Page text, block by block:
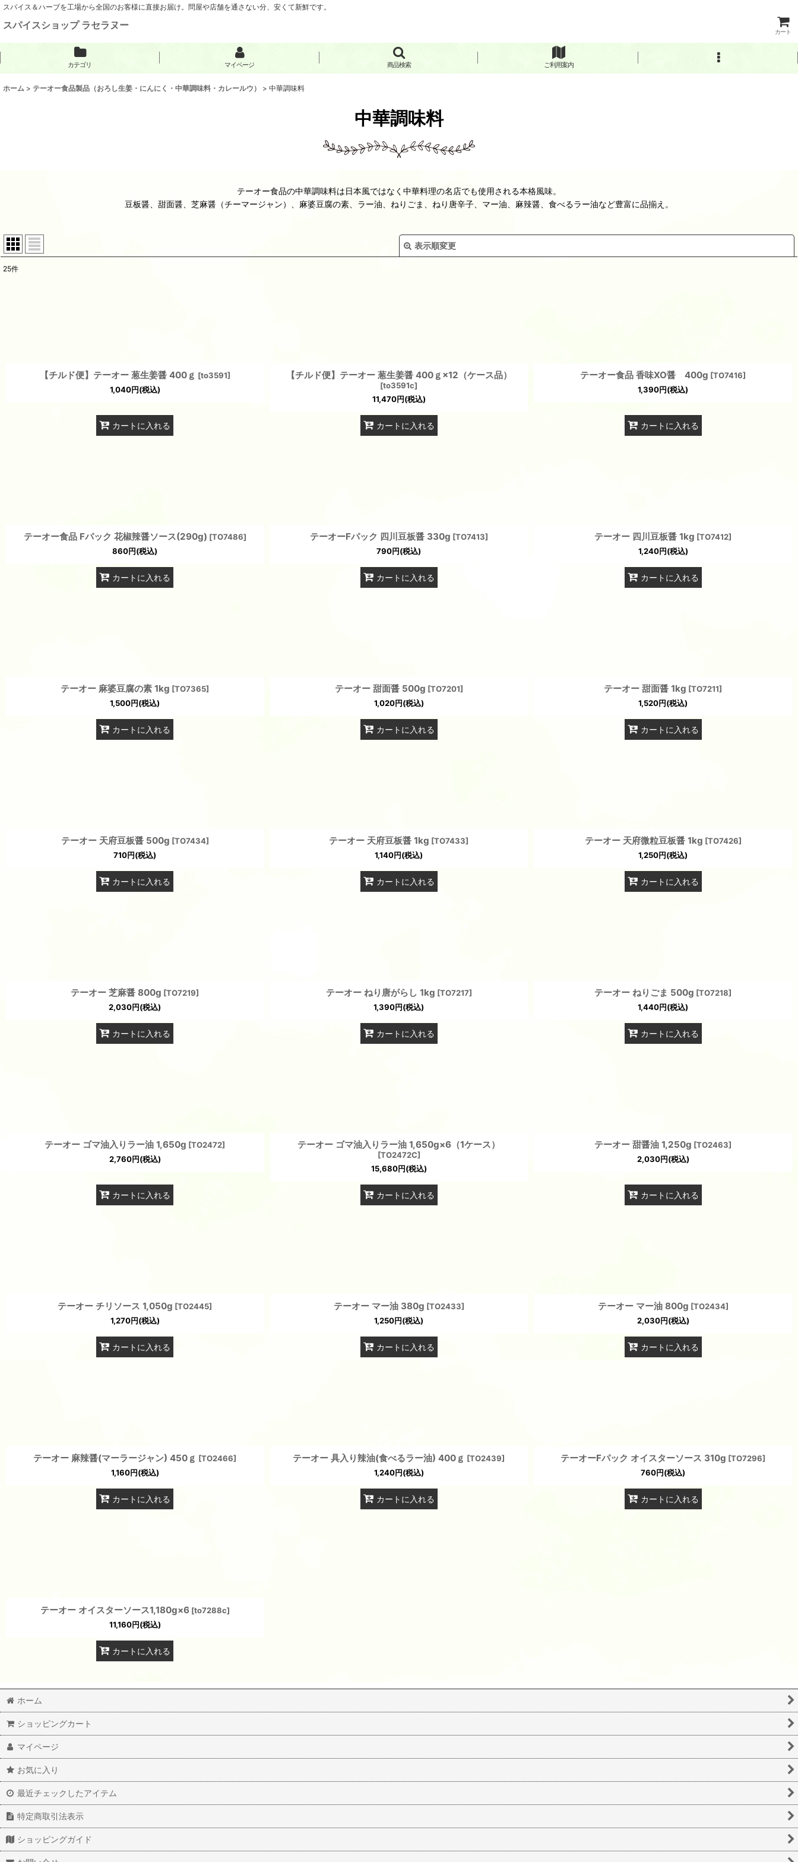
スパイス＆ハーブを工場から全国のお客様に直接お届け。問屋や店舗を通さない分、安くて新鮮です。
スパイスショップ ラセラヌー
カート
カテゴリ マイページ 商品検索 ご利用案内
ホーム > テーオー食品製品（おろし生姜・にんにく・中華調味料・カレールウ） > 中華調味料
中華調味料
テーオー食品の中華調味料は日本風ではなく中華料理の名店でも使用される本格風味。
豆板醤、甜面醤、芝麻醤（チーマージャン）、麻婆豆腐の素、ラー油、ねりごま、ねり唐辛子、マー油、麻辣醤、食べるラー油など豊富に品揃え。
表示順変更
25件
【チルド便】テーオー 葱生姜醤 400ｇ [to3591]
1,040円(税込)
カートに入れる
【チルド便】テーオー 葱生姜醤 400ｇ×12（ケース品）
[to3591c]
11,470円(税込)
カートに入れる
テーオー食品 香味XO醤 400g [TO7416]
1,390円(税込)
カートに入れる
テーオー食品 Fパック 花椒辣醤ソース(290g) [TO7486]
860円(税込)
カートに入れる
テーオーFパック 四川豆板醤 330g [TO7413]
790円(税込)
カートに入れる
テーオー 四川豆板醤 1kg [TO7412]
1,240円(税込)
カートに入れる
テーオー 麻婆豆腐の素 1kg [TO7365]
1,500円(税込)
カートに入れる
テーオー 甜面醤 500g [TO7201]
1,020円(税込)
カートに入れる
テーオー 甜面醤 1kg [TO7211]
1,520円(税込)
カートに入れる
テーオー 天府豆板醤 500g [TO7434]
710円(税込)
カートに入れる
テーオー 天府豆板醤 1kg [TO7433]
1,140円(税込)
カートに入れる
テーオー 天府微粒豆板醤 1kg [TO7426]
1,250円(税込)
カートに入れる
テーオー 芝麻醤 800g [TO7219]
2,030円(税込)
カートに入れる
テーオー ねり唐がらし 1kg [TO7217]
1,390円(税込)
カートに入れる
テーオー ねりごま 500g [TO7218]
1,440円(税込)
カートに入れる
テーオー ゴマ油入りラー油 1,650g [TO2472]
2,760円(税込)
カートに入れる
テーオー ゴマ油入りラー油 1,650g×6（1ケース）
[TO2472C]
15,680円(税込)
カートに入れる
テーオー 甜醤油 1,250g [TO2463]
2,030円(税込)
カートに入れる
テーオー チリソース 1,050g [TO2445]
1,270円(税込)
カートに入れる
テーオー マー油 380g [TO2433]
1,250円(税込)
カートに入れる
テーオー マー油 800g [TO2434]
2,030円(税込)
カートに入れる
テーオー 麻辣醤(マーラージャン) 450ｇ [TO2466]
1,160円(税込)
カートに入れる
テーオー 具入り辣油(食べるラー油) 400ｇ [TO2439]
1,240円(税込)
カートに入れる
テーオーFパック オイスターソース 310g [TO7296]
760円(税込)
カートに入れる
テーオー オイスターソース1,180g×6 [to7288c]
11,160円(税込)
カートに入れる
ホーム
ショッピングカート
マイページ
お気に入り
最近チェックしたアイテム
特定商取引法表示
ショッピングガイド